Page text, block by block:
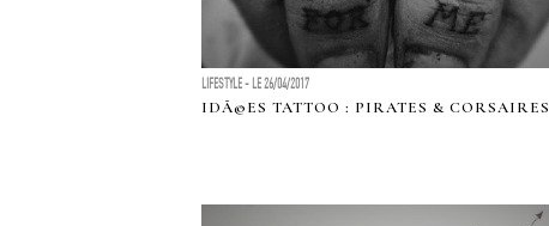
LIFESTYLE - LE 26/04/2017
IDÃ©ES TATTOO : PIRATES & CORSAIRES